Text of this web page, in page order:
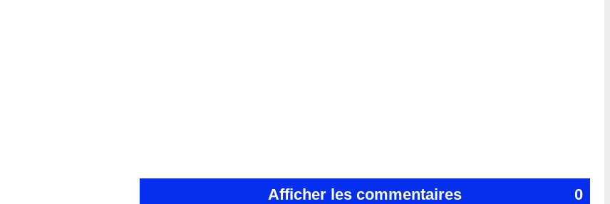
Afficher les commentaires 0